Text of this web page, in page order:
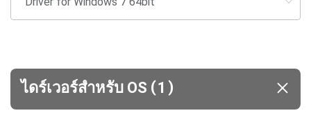
ไดร์เวอร์สำหรับ OS (1 )